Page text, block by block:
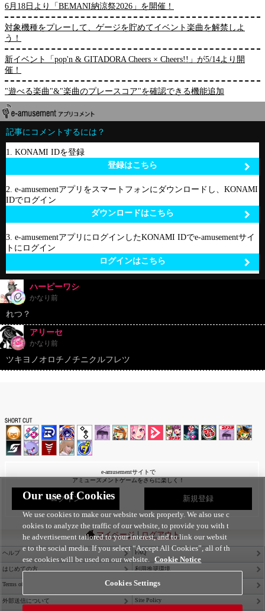
6月18日より「BEMANI納涼祭2026」を開催！
対象機種をプレーして、ゲージを貯めてイベント楽曲を解禁しよ
う！
新イベント「pop'n & GITADORA Cheers × Cheers!!」が5/14より開
催！
"遊べる楽曲"&"楽曲のプレースコア"を確認できる機能追加
記事にコメントするには？
1. KONAMI IDを登録
登録はこちら
2. e-amusementアプリをスマートフォンにダウンロードし、KONAMI
IDでログイン
ダウンロードはこちら
3. e-amusementアプリにログインしたKONAMI IDでe-amusementサイ
トにログイン
ログインはこちら
ハーピーワシ
かなり前
れつ？
アリーセ
かなり前
ツキヨノオロチノチニクルフレツ
e-amusementサイトで
アミューズメントゲームをさらに楽しく！
ログイン 新規登録
マイページ|ログアウト
ヘルプ FAQ
はじめての方 利用推奨環境
Terms of Service Privacy Policy
外部送信について Site Policy
Our use of Cookies
We use cookies to make our website work properly. We also use c
ookies to analyze the traffic of our website, to provide you with t
he advertisement tailored to your interest, and to link our websit
e to the social media. If you select “Accept All Cookies”, all of th
ese cookies will be used on our website. Cookie Notice
Cookies Settings